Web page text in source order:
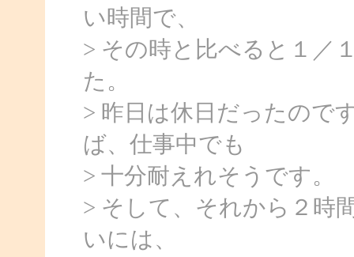
い時間で、
> その時と比べると１／
た。
> 昨日は休日だったので
ば、仕事中でも
> 十分耐えれそうです。
> そして、それから２時
いには、